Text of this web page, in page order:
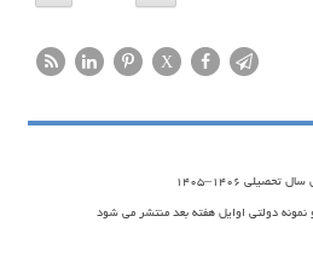
X
۱۴۰۶–۱۴۰۵
دولتی اوایل هفته بعد منتشر می شود